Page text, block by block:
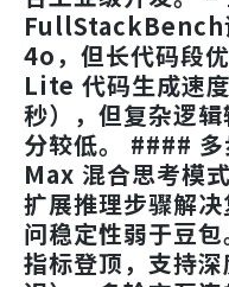
FullStackBench
4o，但长代码段
Lite 代码生成速
秒），但复杂逻
分较低。 ####
Max 混合思考模
扩展推理步骤解
问稳定性弱于豆包
指标登顶，支持